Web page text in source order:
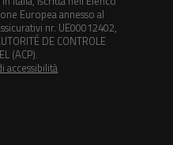
Europea annesso al
nr. UE00012402,
DE CONTROLE
(ACP).
accessibilità